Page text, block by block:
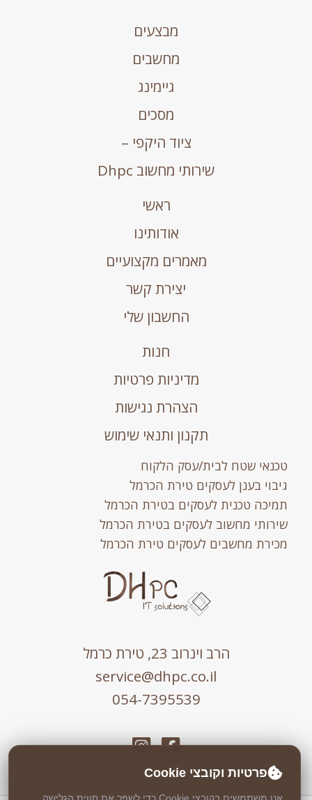
מבצעים
מחשבים
גיימינג
מסכים
ציוד היקפי –
שירותי מחשוב Dhpc
ראשי
אודותינו
מאמרים מקצועיים
יצירת קשר
החשבון שלי
חנות
מדיניות פרטיות
הצהרת נגישות
תקנון ותנאי שימוש
טכנאי שטח לבית/עסק הלקוח
גיבוי בענן לעסקים טירת הכרמל
תמיכה טכנית לעסקים בטירת הכרמל
שירותי מחשוב לעסקים בטירת הכרמל
מכירת מחשבים לעסקים טירת הכרמל
הרב וינרוב 23, טירת כרמל
service@dhpc.co.il
054-7395539
פרטיות וקובצי Cookie